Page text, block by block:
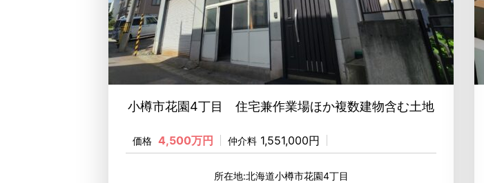
小樽市花園4丁目 住宅兼作業場ほか複数建物含む土地
価格 4,500万円 仲介料 1,551,000円
所在地:北海道小樽市花園4丁目